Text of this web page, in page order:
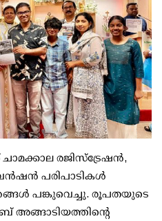
രജിസ്ട്രേഷൻ,
പരിപാടികൾ
പങ്കുവെച്ചു. രൂപതയുടെ
അങ്ങാടിയത്തിന്റെ